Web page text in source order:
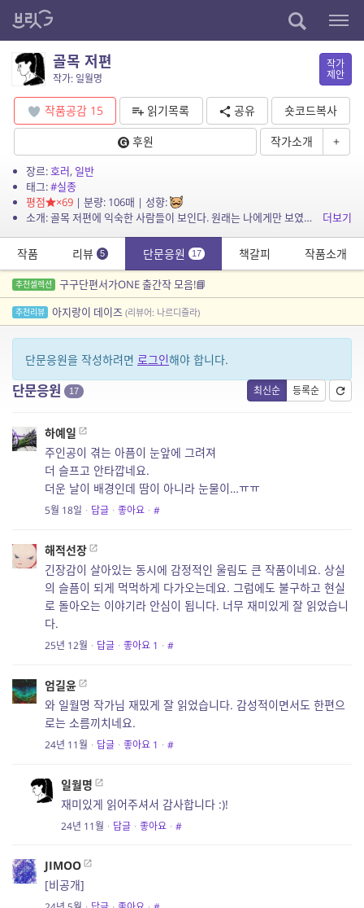
골목 저편
작가: 일월명
작가
제안
작품공감 15 읽기목록 공유
숏코드복사
후원
작가소개 +
장르:호러, 일반
태그:#실종
평점
×69| 분량: 106매 | 성향:
소개: 골목 저편에 익숙한 사람들이 보인다. 원래는 나에게만 보였는데.
더보기
작품 리뷰 5 단문응원 17 책갈피 작품소개
추천셀렉션 구구단편서가ONE 출간작 모음!📘
추천리뷰 아지랑이 데이즈 (리뷰어: 나르디즐라)
단문응원을 작성하려면 로그인해야 합니다.
최신순 등록순
단문응원 17
하예일
주인공이 겪는 아픔이 눈앞에 그려져
더 슬프고 안타깝네요.
더운 날이 배경인데 땀이 아니라 눈물이…ㅠㅠ
5월 18일 · 답글 · 좋아요 · #
해적선장
긴장감이 살아있는 동시에 감정적인 울림도 큰 작품이네요. 상실
의 슬픔이 되게 먹먹하게 다가오는데요. 그럼에도 불구하고 현실
로 돌아오는 이야기라 안심이 됩니다. 너무 재미있게 잘 읽었습니
다.
25년 12월 · 답글 · 좋아요 1 · #
엄길윤
와 일월명 작가님 재밌게 잘 읽었습니다. 감성적이면서도 한편으
로는 소름끼치네요.
24년 11월 · 답글 · 좋아요 1 · #
일월명
재미있게 읽어주셔서 감사합니다 :)!
24년 11월 · 답글 · 좋아요 · #
JIMOO
[비공개]